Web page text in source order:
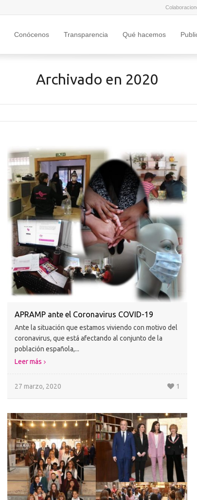
Conócenos Transparencia Qué hacemos
Archivado en 2020
APRAMP ante el Coronavirus COVID-19
Ante la situación que estamos viviendo con motivo del
coronavirus, que está afectando al conjunto de la
población española,...
Leer más
27 marzo, 2020 1